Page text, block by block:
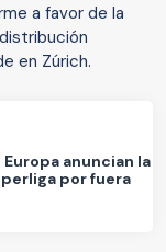
a favor de la
en Zúrich.
anuncian la
por fuera